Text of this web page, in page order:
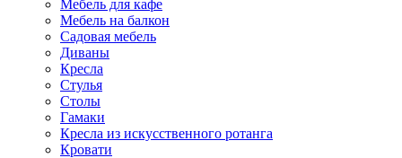
Мебель для кафе
Мебель на балкон
Садовая мебель
Диваны
Кресла
Стулья
Столы
Гамаки
Кресла из искусственного ротанга
Кровати